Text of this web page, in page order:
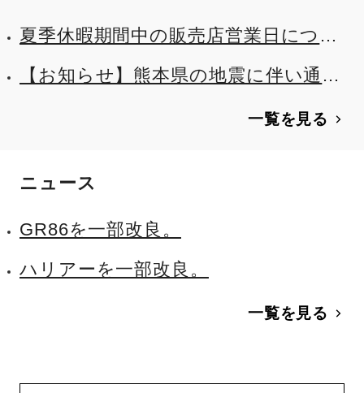
夏季休暇期間中の販売店営業日につい
て
【お知らせ】熊本県の地震に伴い通れ
一覧を見る
ニュース
GR86を一部改良。
ハリアーを一部改良。
一覧を見る